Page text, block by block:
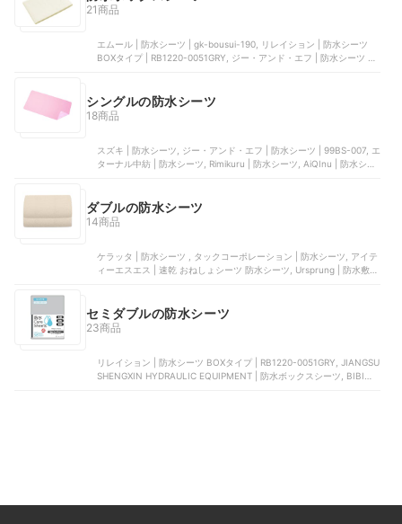
21商品
エムール | 防水シーツ | gk-bousui-190, リレイション | 防水シーツ
BOXタイプ | RB1220-0051GRY, ジー・アンド・エフ | 防水シーツ |
シングルの防水シーツ
18商品
スズキ | 防水シーツ, ジー・アンド・エフ | 防水シーツ | 99BS-007, エ
ターナル中紡 | 防水シーツ, Rimikuru | 防水シーツ, AiQInu | 防水シー
ダブルの防水シーツ
14商品
ケラッタ | 防水シーツ , タックコーポレーション | 防水シーツ, アイテ
ィーエスエス | 速乾 おねしょシーツ 防水シーツ, Ursprung | 防水敷き
セミダブルの防水シーツ
23商品
リレイション | 防水シーツ BOXタイプ | RB1220-0051GRY, JIANGSU
SHENGXIN HYDRAULIC EQUIPMENT | 防水ボックスシーツ, BIBICA